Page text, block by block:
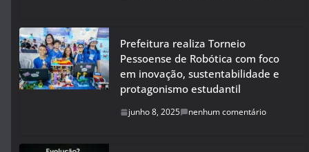
Prefeitura realiza Torneio
Pessoense de Robótica com foco
em inovação, sustentabilidade e
protagonismo estudantil
junho 8, 2025 nenhum comentário